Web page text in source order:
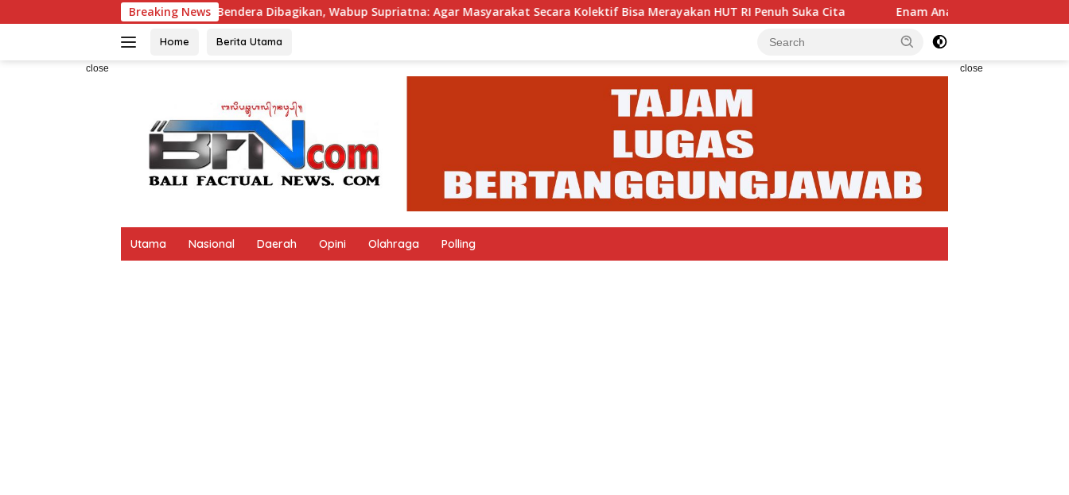
to
Breaking News
Ribuan Bendera Dibagikan, Wabup Supriatna: Agar Masyarakat Secara Kolektif Bisa Merayakan HUT RI Penuh Suka Cita Enam Analis Kebencanaan BPBD Karangasem
Home Berita Utama
close close
Utama Nasional Daerah Opini Olahraga Polling